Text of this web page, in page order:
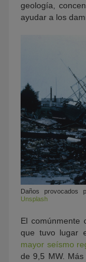
geología,
ayudar a los
Daños provocados
Unsplash
El comúnmente
que tuvo lugar
mayor seísmo
de 9,5 MW.